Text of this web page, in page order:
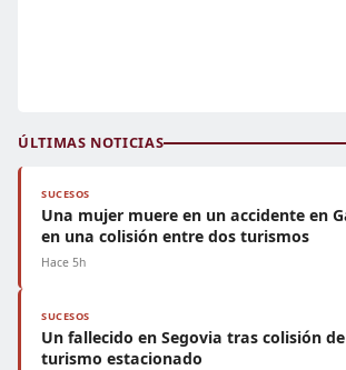
ÚLTIMAS NOTICIAS
SUCESOS
Una mujer muere en un accidente en
en una colisión entre dos turismos
Hace 5h
SUCESOS
Un fallecido en Segovia tras colisión
turismo estacionado